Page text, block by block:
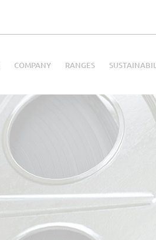
COMPANY RANGES